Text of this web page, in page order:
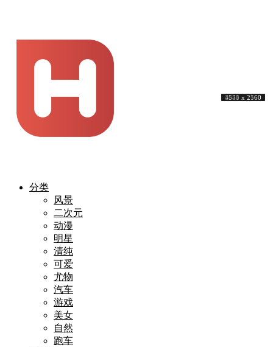
分类
风景
二次元
动漫
明星
清纯
可爱
尤物
汽车
游戏
美女
自然
跑车
4000 x 3193
4307 x 2160
4000 x 2385
3840 x 2160
3840 x 2160
3840 x 2160
5120 x 2880
4276 x 2160
3840 x 2160
4551 x 2560